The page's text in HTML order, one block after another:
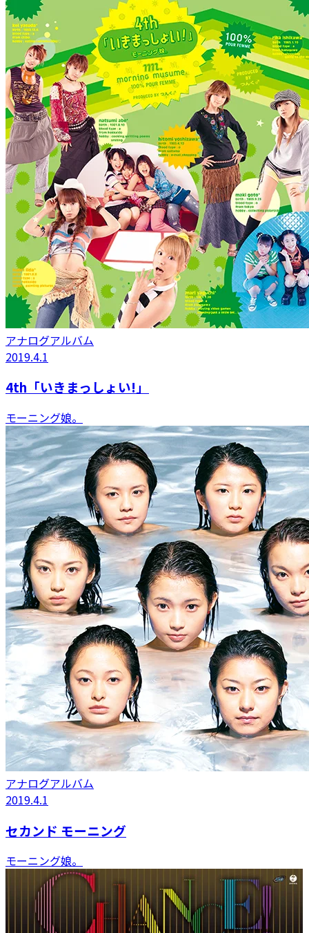
アナログアルバム
2019.4.1
4th「いきまっしょい!」
モーニング娘。
アナログアルバム
2019.4.1
セカンド モーニング
モーニング娘。